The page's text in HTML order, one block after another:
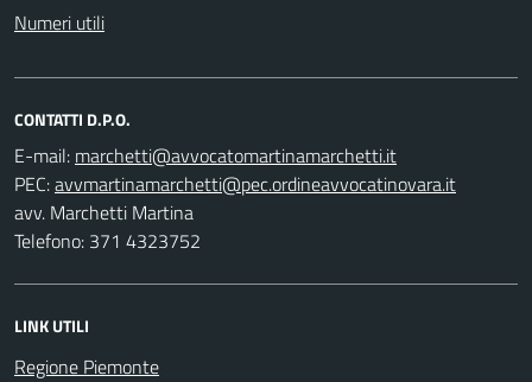
Numeri utili
CONTATTI D.P.O.
E-mail:
PEC:
avv. Marchetti Martina
Telefono: 371 4323752
LINK UTILI
Regione Piemonte